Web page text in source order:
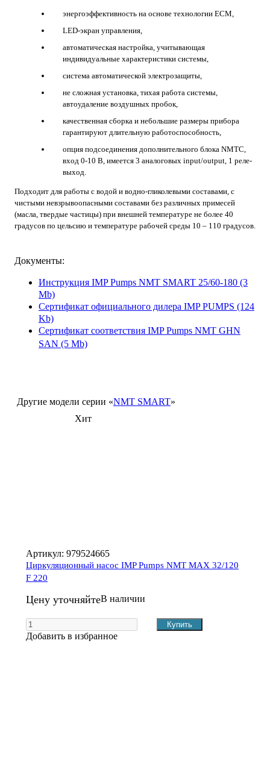
энергоэффективность на основе технологии ECM,
LED-экран управления,
автоматическая настройка, учитывающая
индивидуальные характеристики системы,
система автоматической электрозащиты,
не сложная установка, тихая работа системы,
автоудаление воздушных пробок,
качественная сборка и небольшие размеры прибора
гарантируют длительную работоспособность,
опция подсоединения дополнительного блока NMTC,
вход 0-10 В, имеется 3 аналоговых input/output, 1 реле-
выход.
Подходит для работы с водой и водно-гликолевыми составами, с
чистыми невзрывоопасными составами без различных примесей
(масла, твердые частицы) при внешней температуре не более 40
градусов по цельсию и температуре рабочей среды 10 – 110 градусов.
Документы:
Инструкция IMP Pumps NMT SMART 25/60-180 (3
Mb)
Сертификат официального дилера IMP PUMPS (124
Kb)
Сертификат соответствия IMP Pumps NMT GHN
SAN (5 Mb)
Другие модели серии «NMT SMART»
Хит
Артикул: 979524665
Циркуляционный насос IMP Pumps NMT MAX 32/120
F 220
Цену уточняйтеВ наличии
Добавить в избранное